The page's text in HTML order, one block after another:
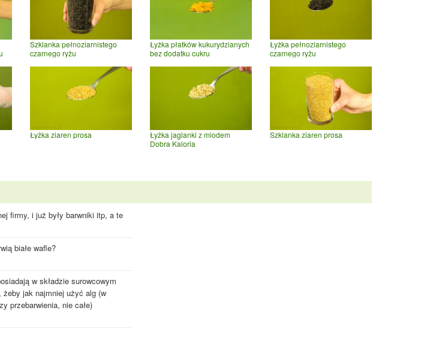
Szklanka pełnoziarnistego
czarnego ryżu
Łyżka płatków kukurydzianych
bez dodatku cukru
Łyżka pełnoziarnistego
czarnego ryżu
Łyżka ziaren prosa
Łyżka jaglanki z miodem
Dobra Kaloria
Szklanka ziaren prosa
firmy, i już były barwniki itp, a te
białe wafle?
w składzie surowcowym
jak najmniej użyć alg (w
przebarwienia, nie całe)